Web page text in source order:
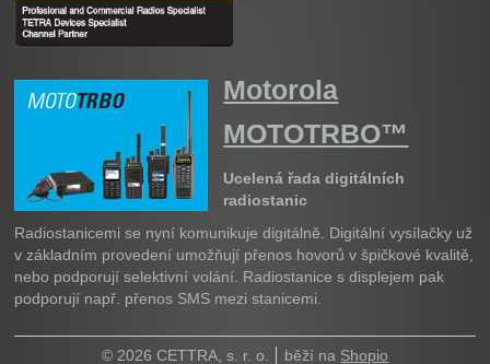
Motorola
MOTOTRBO™
Ucelená řada digitálních
radiostanic
Radiostanicemi se nyní komunikuje digitálně. Digitální vysílačky už
v základním provedení umožňují přenos hovorů v špičkové kvalitě,
nebo podporují selektivní volání. Radiostanice s displejem pak
podporují např. přenos SMS mezi stanicemi.
© 2026 CETTRA, s. r. o. běží na Shopio